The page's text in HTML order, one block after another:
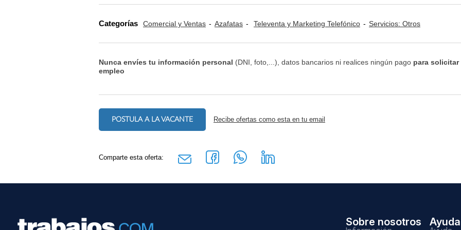
Categorías Comercial y Ventas Azafatas Televenta y Marketing Telefónico Servicios: Otros
Nunca envíes tu información personal (DNI, foto,...), datos bancarios ni realices ningún pago para solicitar
empleo
POSTULA A LA VACANTE Recibe ofertas como esta en tu email
Comparte esta oferta:
Sobre nosotros Ayuda